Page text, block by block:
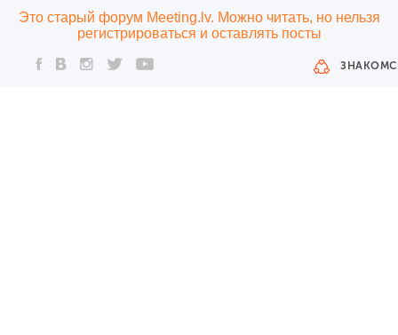
Это старый форум Meeting.lv. Можно читать, но нельзя
регистрироваться и оставлять посты